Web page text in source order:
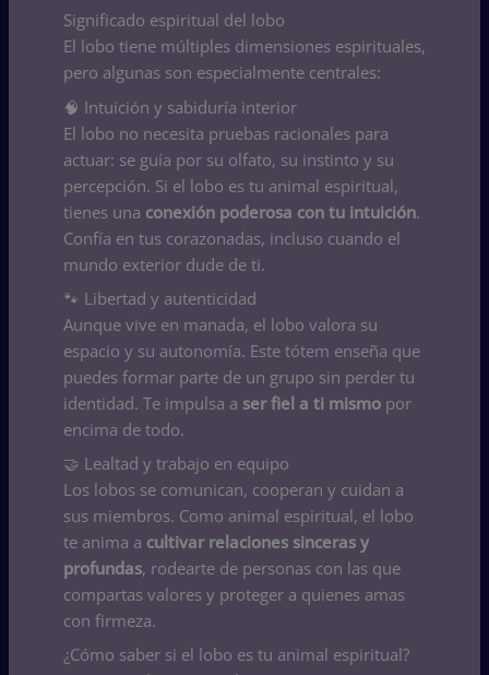
Significado espiritual del lobo
El lobo tiene múltiples dimensiones espirituales,
pero algunas son especialmente centrales:
🧠 Intuición y sabiduría interior
El lobo no necesita pruebas racionales para
actuar: se guía por su olfato, su instinto y su
percepción. Si el lobo es tu animal espiritual,
tienes una conexión poderosa con tu intuición.
Confía en tus corazonadas, incluso cuando el
mundo exterior dude de ti.
🐾 Libertad y autenticidad
Aunque vive en manada, el lobo valora su
espacio y su autonomía. Este tótem enseña que
puedes formar parte de un grupo sin perder tu
identidad. Te impulsa a ser fiel a ti mismopor
encima de todo.
🤝 Lealtad y trabajo en equipo
Los lobos se comunican, cooperan y cuidan a
sus miembros. Como animal espiritual, el lobo
te anima a cultivar relaciones sinceras y
profundas, rodearte de personas con las que
compartas valores y proteger a quienes amas
con firmeza.
¿Cómo saber si el lobo es tu animal espiritual?